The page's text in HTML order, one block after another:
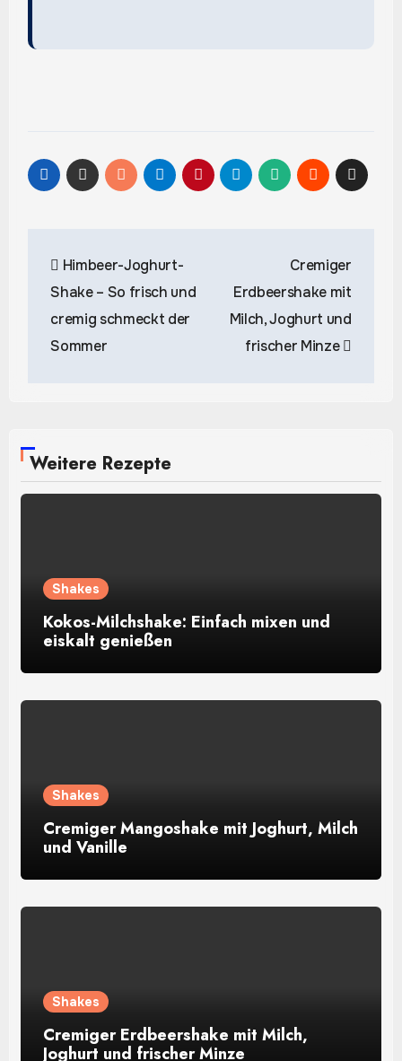
Himbeer-Joghurt-
Shake – So frisch und
cremig schmeckt der
Sommer
Cremiger
Erdbeershake mit
Milch, Joghurt und
frischer Minze
Weitere Rezepte
Shakes
Kokos-Milchshake: Einfach mixen und
eiskalt genießen
Shakes
Cremiger Mangoshake mit Joghurt, Milch
und Vanille
Shakes
Cremiger Erdbeershake mit Milch,
Joghurt und frischer Minze